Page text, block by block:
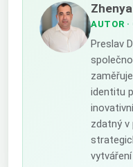
AUTOR
Preslav
identitu
zdatný v